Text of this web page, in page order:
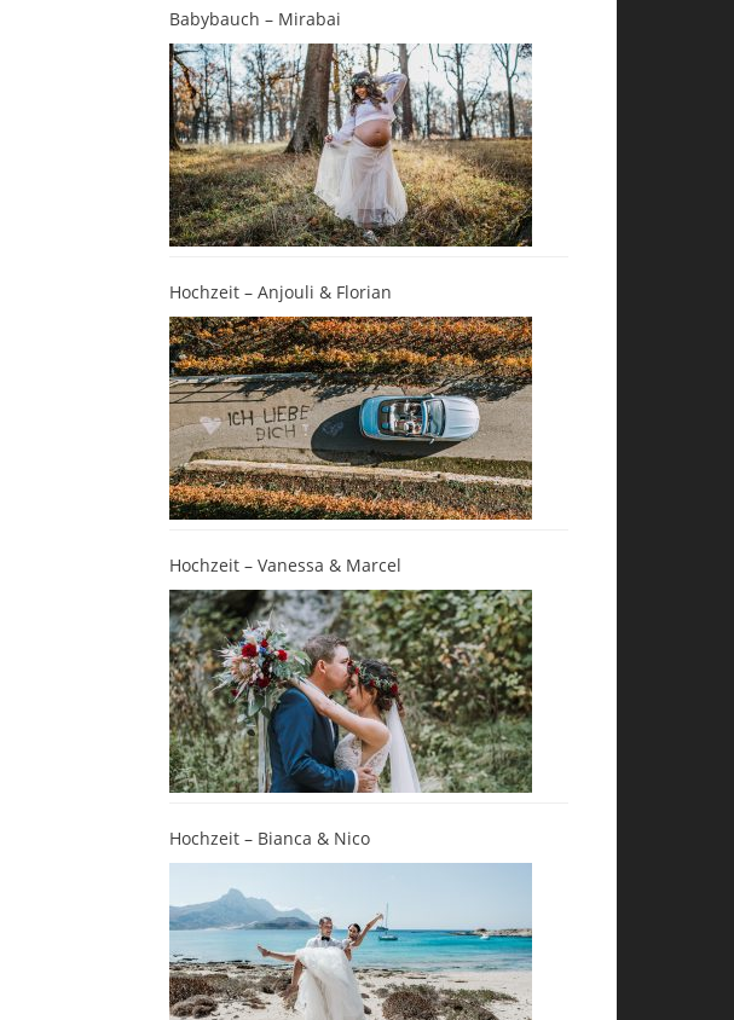
Babybauch – Mirabai
Hochzeit – Anjouli & Florian
Hochzeit – Vanessa & Marcel
Hochzeit – Bianca & Nico